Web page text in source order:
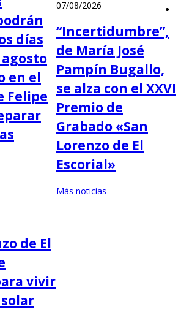
días
agosto
en el
Felipe
07/08/2026
“Incertidumbre”,
de María José
Pampín Bugallo,
se alza con el XXVI
Premio de
Grabado «San
Lorenzo de El
Escorial»
de El
vivir
Más noticias